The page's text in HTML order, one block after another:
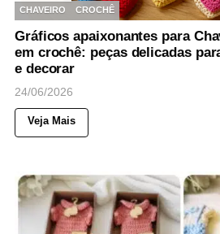
CHAVEIRO
CROCHÊ
Gráficos apaixonantes para
em crochê: peças delicadas
e decorar
24/06/2026
Veja Mais